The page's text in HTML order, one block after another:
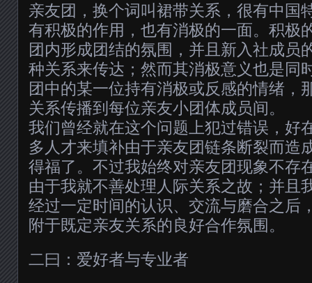
亲友团，换个词叫裙带关系，很有中国
有积极的作用，也有消极的一面。积极
团内形成团结的氛围，并且新入社成员
种关系来传达；然而其消极意义也是同
团中的某一位持有消极或反感的情绪，
关系传播到每位亲友小团体成员间。
我们曾经就在这个问题上犯过错误，好
多人才来填补由于亲友团链条断裂而造
得福了。不过我始终对亲友团现象不存
由于我就不善处理人际关系之故；并且
经过一定时间的认识、交流与磨合之后
附于既定亲友关系的良好合作氛围。
二曰：爱好者与专业者